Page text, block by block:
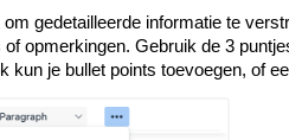
gedetailleerde informatie te
opmerkingen. Gebruik de 3
kun je bullet points toevoegen, of